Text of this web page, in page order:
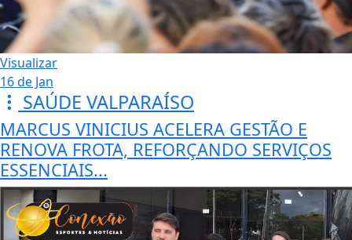
Visualizar
16 de Jan
SAÚDE VALPARAÍSO
MARCUS VINICIUS ACELERA GESTÃO E
RENOVA FROTA, REFORÇANDO SERVIÇOS
ESSENCIAIS...